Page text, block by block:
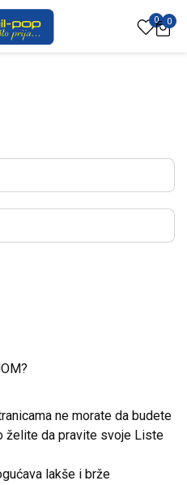
0 0
ne morate da budete
želite da pravite svoje Liste
lakše i brže